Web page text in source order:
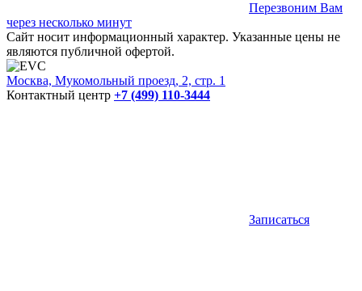
Перезвоним Вам
через несколько минут
Сайт носит информационный характер. Указанные цены не
являются публичной офертой.
Москва, Мукомольный проезд, 2, стр. 1
Контактный центр +7 (499) 110-3444
Записаться